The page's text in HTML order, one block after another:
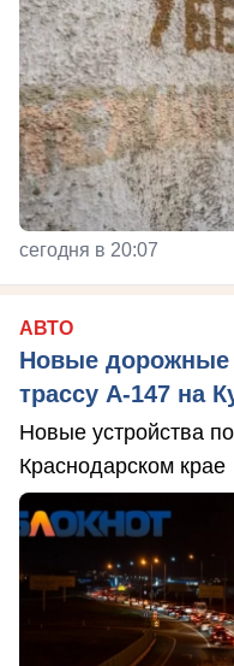
сегодня в 20:07
АВТО
Новые дорожные
трассу А-147 на
Новые устройства
Краснодарском крае